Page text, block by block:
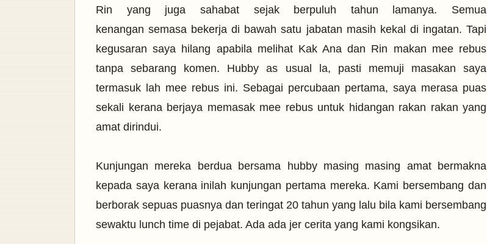
Rin yang juga sahabat sejak berpuluh tahun lamanya. Semua
kenangan semasa bekerja di bawah satu jabatan masih kekal di ingatan. Tapi
kegusaran saya hilang apabila melihat Kak Ana dan Rin makan mee rebus
tanpa sebarang komen. Hubby as usual la, pasti memuji masakan saya
termasuk lah mee rebus ini. Sebagai percubaan pertama, saya merasa puas
sekali kerana berjaya memasak mee rebus untuk hidangan rakan rakan yang
amat dirindui.
Kunjungan mereka berdua bersama hubby masing masing amat bermakna
kepada saya kerana inilah kunjungan pertama mereka. Kami bersembang dan
berborak sepuas puasnya dan teringat 20 tahun yang lalu bila kami bersembang
sewaktu lunch time di pejabat. Ada ada jer cerita yang kami kongsikan.